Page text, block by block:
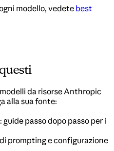
modello, vedete best
da risorse Anthropic
alla sua fonte:
: guide passo dopo passo per i
prompting e configurazione